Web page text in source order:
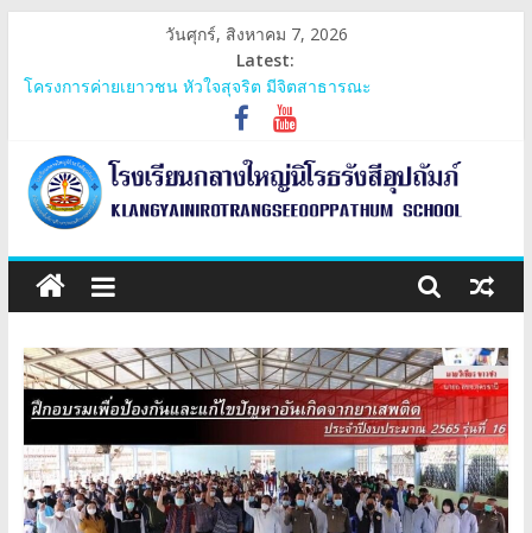
content
วันศุกร์, สิงหาคม 7, 2026
Latest:
โครงการค่ายเยาวชน หัวใจสุจริต มีจิตสาธารณะ
โครงการกลางใหญ่วัยใสใส่ใจรอบรู้สุขภาพและรู้เท่าทันยาเสพติด
ประชุมสามัญกลุ่มเครือข่ายภูพระบาท
โครงการ 60 ปี ไทยฮอนด้า ขับขี่ปลอดภัย เพื่อสังคมไทยยั่งยืน มอบ
หมวกนิรภัย
การรับเงินอุดหนุนยากจนพิเศษกองทุนเพื่อความเสมอภาคทางการ
โรงเรียน
กลาง
ใหญ่
นิโรธ